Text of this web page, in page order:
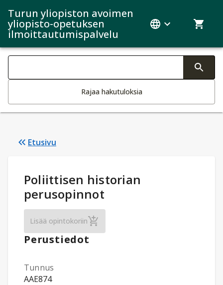
Turun yliopiston avoimen
yliopisto-opetuksen
ilmoittautumispalvelu
Haku kategoriat
Rajaa hakutuloksia
Etusivu
Opintotiedot:
Poliittisen historian
perusopinnot
Lisää opintokoriinPoliittisen historian perusopinnot
Perustiedot
Tunnus
AAE874